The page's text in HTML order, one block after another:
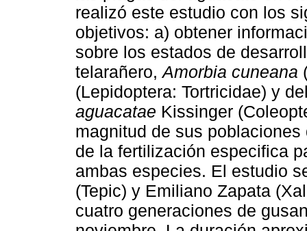
realizó este estudio con los
objetivos: a) obtener
sobre los estados de
telarañero,Amorbia cuneana
(Lepidoptera: Tortricidae) y
aguacatae Kissinger
magnitud de sus
de la fertilización especifica
ambas especies. El estudio
(Tepic) y Emiliano Zapata
cuatro generaciones de